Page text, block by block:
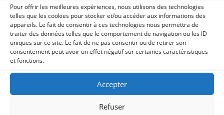
Pour offrir les meilleures expériences, nous utilisons des technologies
telles que les cookies pour stocker et/ou accéder aux informations des
appareils. Le fait de consentir à ces technologies nous permettra de
traiter des données telles que le comportement de navigation ou les ID
uniques sur ce site. Le fait de ne pas consentir ou de retirer son
consentement peut avoir un effet négatif sur certaines caractéristiques
et fonctions.
Accepter
Refuser
Vous pouvez régler votre adhésion pour l’année 2026sur
HelloAsso,ce qui simplifiera beaucoup notre gestion.
Il vous est également possible, si vous le préférez, de
déposer ou envoyer votre chèque de 20 € par membre
accompagné de vos coordonnées (Nom, Prénom,
Achat De Polos Casquettes Vestes –